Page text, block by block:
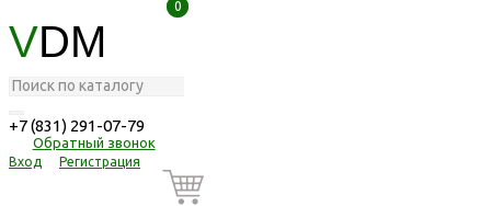
VDM
+7 (831) 291-07-79
Обратный звонок
Вход Регистрация
0
0